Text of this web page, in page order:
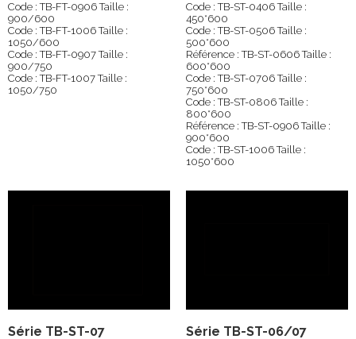
Code : TB-FT-0906 Taille :
900/600
Code : TB-FT-1006 Taille :
1050/600
Code : TB-FT-0907 Taille :
900/750
Code : TB-FT-1007 Taille :
1050/750
Code : TB-ST-0406 Taille :
450*600
Code : TB-ST-0506 Taille :
500*600
Référence : TB-ST-0606 Taille :
600*600
Code : TB-ST-0706 Taille :
750*600
Code : TB-ST-0806 Taille :
800*600
Référence : TB-ST-0906 Taille :
900*600
Code : TB-ST-1006 Taille :
1050*600
Série TB-ST-07 Série TB-ST-06/07